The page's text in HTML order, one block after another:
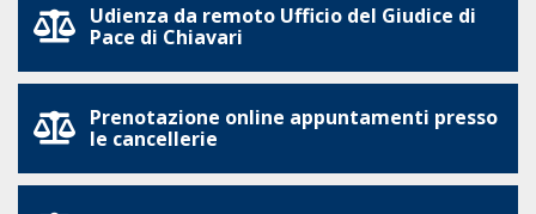
Udienza da remoto Ufficio del Giudice di
Pace di Chiavari
Prenotazione online appuntamenti presso
le cancellerie